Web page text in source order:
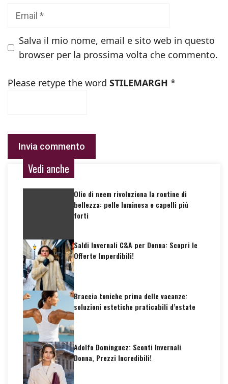
Salva il mio nome, email e sito web in questo
browser per la prossima volta che commento.
Please retype the word STILEMARGH *
Vedi anche
Olio di neem rivoluziona la routine di
bellezza: pelle luminosa e capelli più
forti
Saldi Invernali C&A per Donna: Scopri le
Offerte Imperdibili!
Braccia toniche prima delle vacanze:
soluzioni estetiche praticabili d’estate
Adolfo Dominguez: Sconti Invernali
Donna, Prezzi Incredibili!